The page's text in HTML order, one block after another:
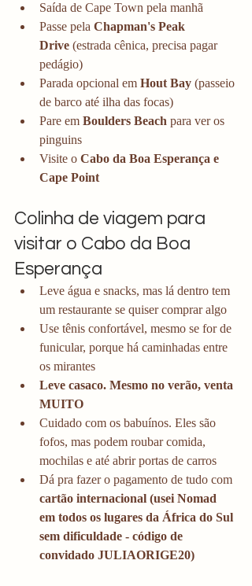
Saída de Cape Town pela manhã
Passe pela Chapman's Peak
Drive (estrada cênica, precisa pagar
pedágio)
Parada opcional em Hout Bay (passeio
de barco até ilha das focas)
Pare em Boulders Beach para ver os
pinguins
Visite o Cabo da Boa Esperança e
Cape Point
Colinha de viagem para
visitar o Cabo da Boa
Esperança
Leve água e snacks, mas lá dentro tem
um restaurante se quiser comprar algo
Use tênis confortável, mesmo se for de
funicular, porque há caminhadas entre
os mirantes
Leve casaco. Mesmo no verão, venta
MUITO
Cuidado com os babuínos. Eles são
fofos, mas podem roubar comida,
mochilas e até abrir portas de carros
Dá pra fazer o pagamento de tudo com
cartão internacional (usei Nomad
em todos os lugares da África do Sul
sem dificuldade - código de
convidado JULIAORIGE20)